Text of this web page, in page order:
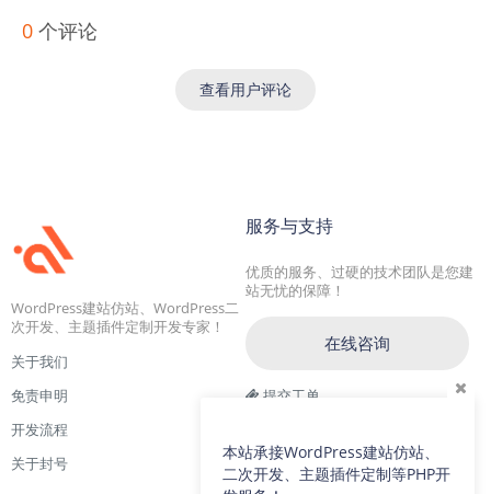
0 个评论
查看用户评论
WordPress建站仿站、WordPress二
次开发、主题插件定制开发专家！
关于我们
免责申明
开发流程
关于封号
服务与支持
优质的服务、过硬的技术团队是您建
站无忧的保障！
在线咨询
提交工单
交流二群：64786792
本站承接WordPress建站仿站、
二次开发、主题插件定制等PHP开